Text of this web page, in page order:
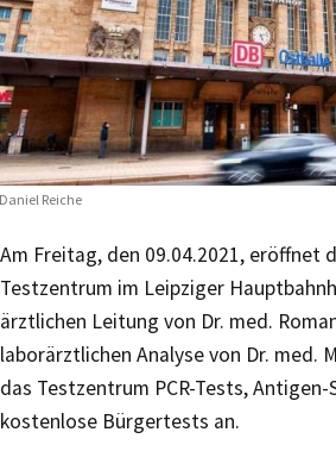
Reiche
Am Freitag, den 09.04.2021, eröffnet
Testzentrum im Leipziger
ärztlichen Leitung von Dr. med.
laborärztlichen Analyse von Dr. med.
das Testzentrum PCR-Tests,
kostenlose Bürgertests an.